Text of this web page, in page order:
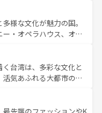
美食が融合した独特の
地域で異なる魅力を楽
史を感じることができ
カ
ほしい。
観光地といえばオアフ
ウイ島やカウアイ島が
く海をはじめ、豊かな
迎えてくれるハワイの
ワイアンミュージッ
てがハワイの魅力を彩
い。
様な文化が魅力の国。
・オペラハウス、オー
ウルル（エアーズロッ
ケアンズの熱帯雨林な
フェやワイン、オージ
り、サーフィンやダイ
ア好きにはたまらな
台湾は、多彩な文化と
気あふれる大都市の台
東部など、都市の喧騒
れる人に新しい発見と
先端のファッションやK